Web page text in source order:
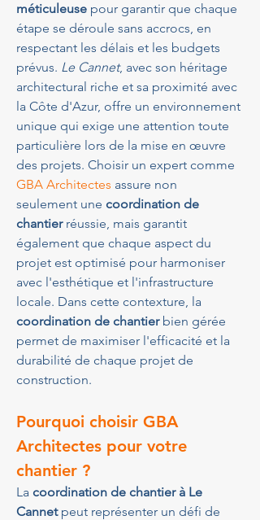
méticuleuse pour garantir que chaque
étape se déroule sans accrocs, en
respectant les délais et les budgets
prévus. Le Cannet, avec son héritage
architectural riche et sa proximité avec
la Côte d'Azur, offre un environnement
unique qui exige une attention toute
particulière lors de la mise en œuvre
des projets. Choisir un expert comme
GBA Architectes assure non
seulement une coordination de
chantier réussie, mais garantit
également que chaque aspect du
projet est optimisé pour harmoniser
avec l'esthétique et l'infrastructure
locale. Dans cette contexture, la
coordination de chantier bien gérée
permet de maximiser l'efficacité et la
durabilité de chaque projet de
construction.
Pourquoi choisir GBA
Architectes pour votre
chantier ?
La coordination de chantier à Le
Cannet peut représenter un défi de